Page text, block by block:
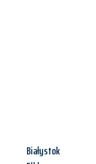
Białystok